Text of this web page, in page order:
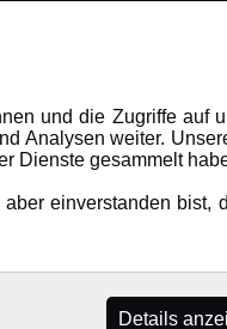
Über uns
Karriere
Amewi Kataloge
und die Zugriffe auf
Analysen weiter.
Dienste gesammelt
einverstanden bist,
Details